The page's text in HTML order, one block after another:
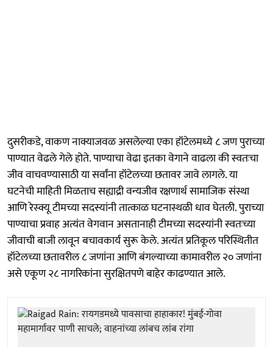
दुसरीकडे, वाकण नाक्याजवळ असलेल्या एका हॉटेलमध्ये ८ जण पुराच्या
पाण्यात वेढले गेले होते. पाण्याचा वेढा इतका वेगाने वाढला की स्वतःचा
जीव वाचवण्यासाठी या सर्वांना हॉटेलच्या छतावर जावे लागले. या
घटनेची माहिती मिळताच सह्याद्री वन्यजीव रक्षणार्थ सामाजिक संस्था
आणि रेस्क्यू टीमच्या सदस्यांनी तात्काळ घटनास्थळी धाव घेतली. पुराच्या
पाण्याचा प्रवाह अत्यंत वेगवान असतानाही टीमच्या सदस्यांनी स्वतःच्या
जीवाची बाजी लावून बचावकार्य सुरू केले. अत्यंत प्रतिकूल परिस्थितीत
हॉटेलच्या छतावरील ८ जणांना आणि बंगल्याच्या कामावरील २० जणांना
असे एकूण २८ नागरिकांना सुरक्षितपणे बाहेर काढण्यात आले.